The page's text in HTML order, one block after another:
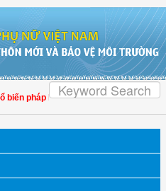
pháp luật phải lấy người dân làm